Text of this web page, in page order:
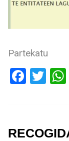
Partekatu